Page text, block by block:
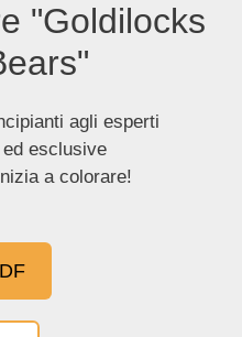
"Goldilocks
agli esperti
ed esclusive
a colorare!